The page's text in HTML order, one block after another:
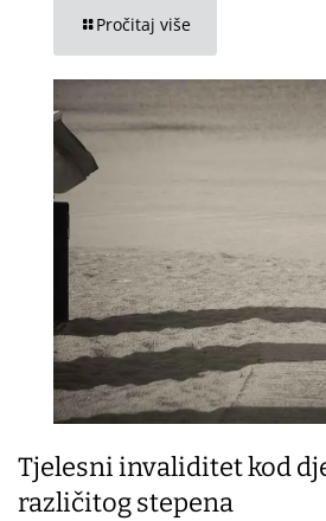
Pročitaj više
Tjelesni invaliditet kod
različitog stepena